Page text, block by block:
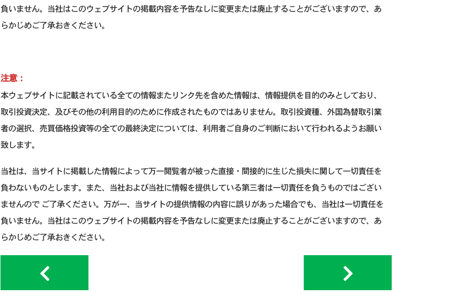
負いません。当社はこのウェブサイトの掲載内容を予告なしに変更または廃止することがございますので、あ
らかじめご了承おきください。
注意：
本ウェブサイトに記載されている全ての情報またリンク先を含めた情報は、情報提供を目的のみとしており、
取引投資決定、及びその他の利用目的のために作成されたものではありません。取引投資種、外国為替取引業
者の選択、売買価格投資等の全ての最終決定については、利用者ご自身のご判断において行われるようお願い
致します。
当社は、当サイトに掲載した情報によって万一閲覧者が被った直接・間接的に生じた損失に関して一切責任を
負わないものとします。また、当社および当社に情報を提供している第三者は一切責任を負うものではござい
ませんので ご了承ください。万が一、当サイトの提供情報の内容に誤りがあった場合でも、当社は一切責任を
負いません。当社はこのウェブサイトの掲載内容を予告なしに変更または廃止することがございますので、あ
らかじめご了承おきください。